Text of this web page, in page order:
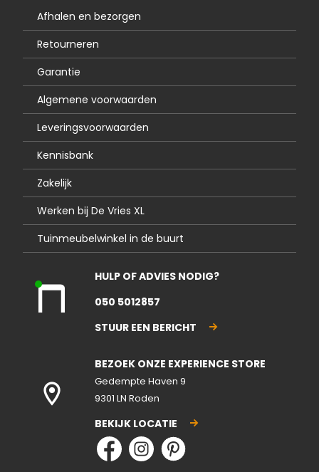
Afhalen en bezorgen
Retourneren
Garantie
Algemene voorwaarden
Leveringsvoorwaarden
Kennisbank
Zakelijk
Werken bij De Vries XL
Tuinmeubelwinkel in de buurt
nte
pen
d
HULP OF ADVIES NODIG?
050 5012857
STUUR EEN BERICHT
BEZOEK ONZE EXPERIENCE STORE
Gedempte Haven 9
9301 LN Roden
BEKIJK LOCATIE